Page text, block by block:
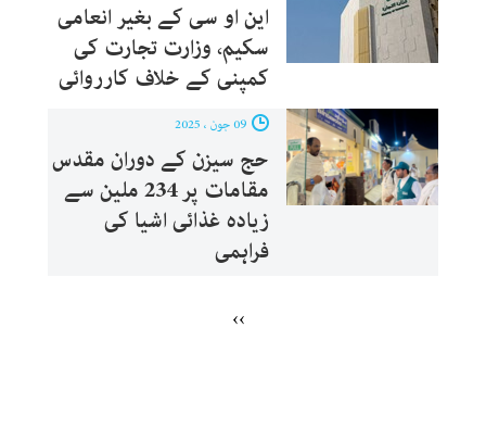
این او سی کے بغیر انعامی
سکیم، وزارت تجارت کی
کمپنی کے خلاف کارروائی
حج سیزن کے دوران مقدس
مقامات پر 234 ملین سے
زیادہ غذائی اشیا کی
فراہمی
››